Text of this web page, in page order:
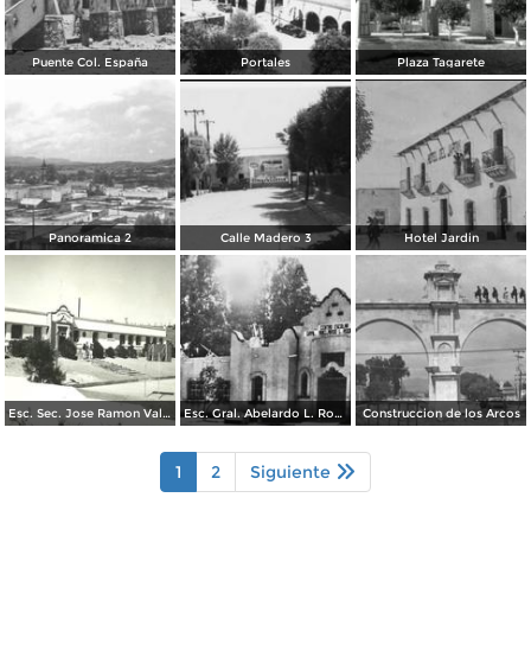
Puente Col. España Portales Plaza Tagarete
Panoramica 2 Calle Madero 3 Hotel Jardin
Esc. Sec. Jose Ramon Valdez Esc. Gral. Abelardo L. Rodriguez Construccion de los Arcos
1 2 Siguiente